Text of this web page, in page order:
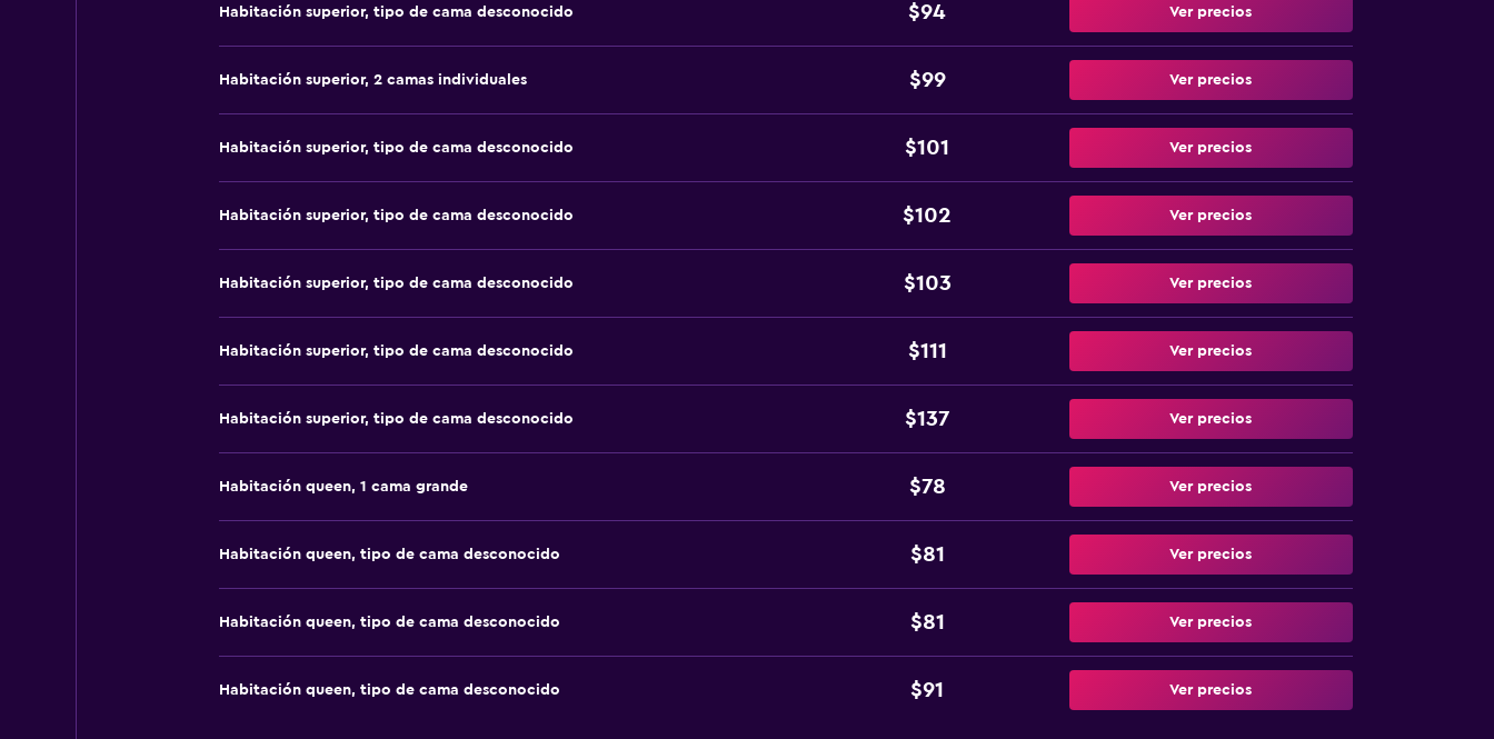
Habitación superior, tipo de cama desconocido $94 Ver precios
Habitación superior, 2 camas individuales $99 Ver precios
Habitación superior, tipo de cama desconocido $101 Ver precios
Habitación superior, tipo de cama desconocido $102 Ver precios
Habitación superior, tipo de cama desconocido $103 Ver precios
Habitación superior, tipo de cama desconocido $111 Ver precios
Habitación superior, tipo de cama desconocido $137 Ver precios
Habitación queen, 1 cama grande $78 Ver precios
Habitación queen, tipo de cama desconocido $81 Ver precios
Habitación queen, tipo de cama desconocido $81 Ver precios
Habitación queen, tipo de cama desconocido $91 Ver precios